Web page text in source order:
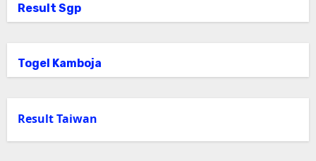
Result Sgp
Togel Kamboja
Result Taiwan